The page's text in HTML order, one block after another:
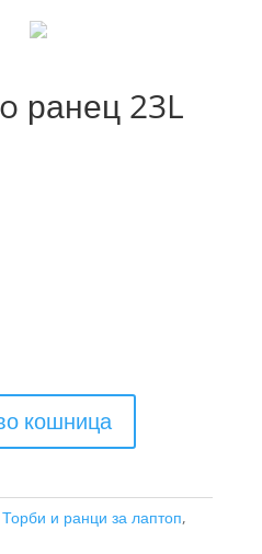
ранец 23L
кошница
Торби и ранци за лаптоп,